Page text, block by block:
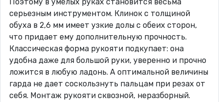
Поэтому в умелых руках становится весьма
серьезным инструментом. Клинок с толщиной
обуха в 2,6 мм имеет узкие долы с обеих сторон,
что придает ему дополнительную прочность.
Классическая форма рукояти подкупает: она
удобна даже для большой руки, уверенно и прочно
ложится в любую ладонь. А оптимальной величины
гарда не дает соскользнуть пальцам при резах от
себя. Монтаж рукояти сквозной, неразборный.